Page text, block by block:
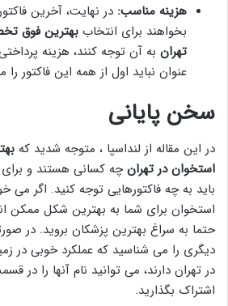
هزینه مناسب: در نهایت، آخرین
بخواهند برای انتخاب بهترین فوق
تهران به آن توجه کنند، هزینه
عنوان نباید اول از همه این فاکتور را
سخن پایانی
در این مقاله از لنداسپا ، متوجه شدید که
استخوان در تهرانچه کسانی هستند و برای
باید به چه فاکتورهایی توجه کنید. اگر می
استخوان برای شما به بهترین شکل ممکن
حتما به سراغ بهترین پزشکان بروید. در
دیگری را می شناسید که عملکرد خوبی در
در تهران دارند، می توانید نام آنها را در
اشتراک بگذارید.